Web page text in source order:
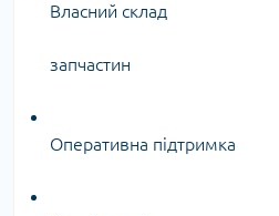
Власний склад
запчастин
Оперативна підтримка